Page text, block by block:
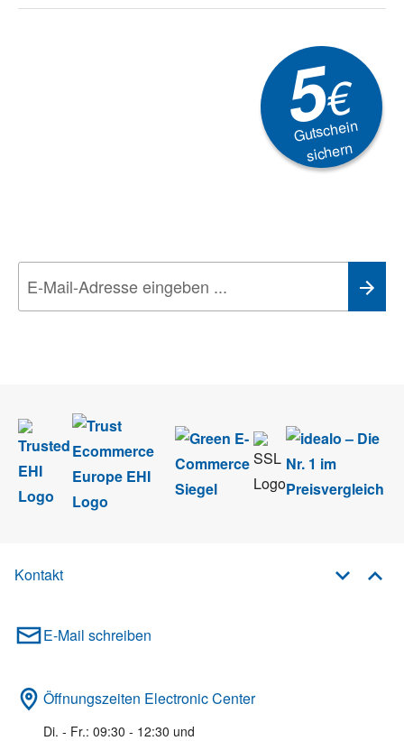
5€
Gutschein
sichern
Kontakt
E-Mail schreiben
Öffnungszeiten Electronic Center
Di. - Fr.: 09:30 - 12:30 und